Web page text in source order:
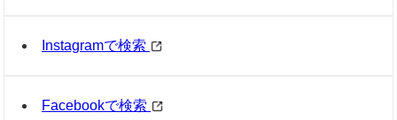
Instagramで検索
Facebookで検索